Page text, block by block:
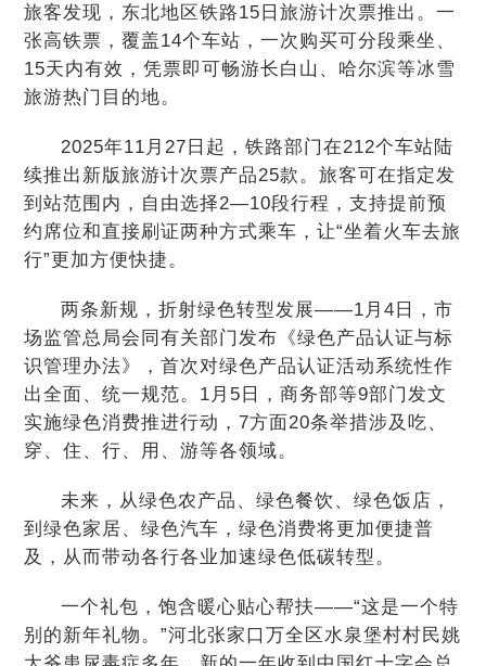
旅客发现，东北地区铁路15日旅游计次票推出。一
张高铁票，覆盖14个车站，一次购买可分段乘坐、
15天内有效，凭票即可畅游长白山、哈尔滨等冰雪
旅游热门目的地。
2025年11月27日起，铁路部门在212个车站陆
续推出新版旅游计次票产品25款。旅客可在指定发
到站范围内，自由选择2—10段行程，支持提前预
约席位和直接刷证两种方式乘车，让“坐着火车去旅
行”更加方便快捷。
两条新规，折射绿色转型发展——1月4日，市
场监管总局会同有关部门发布《绿色产品认证与标
识管理办法》，首次对绿色产品认证活动系统性作
出全面、统一规范。1月5日，商务部等9部门发文
实施绿色消费推进行动，7方面20条举措涉及吃、
穿、住、行、用、游等各领域。
未来，从绿色农产品、绿色餐饮、绿色饭店，
到绿色家居、绿色汽车，绿色消费将更加便捷普
及，从而带动各行各业加速绿色低碳转型。
一个礼包，饱含暖心贴心帮扶——“这是一个特
别的新年礼物。”河北张家口万全区水泉堡村村民姚